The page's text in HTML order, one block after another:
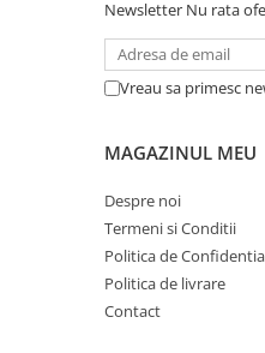
relaxare și
Newsletter Nu rata
Vreau sa primesc
MAGAZINUL MEU
Despre noi
Termeni si Conditii
Politica de
Politica de livrare
Contact